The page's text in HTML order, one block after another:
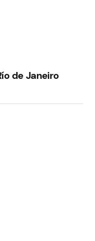
de Janeiro